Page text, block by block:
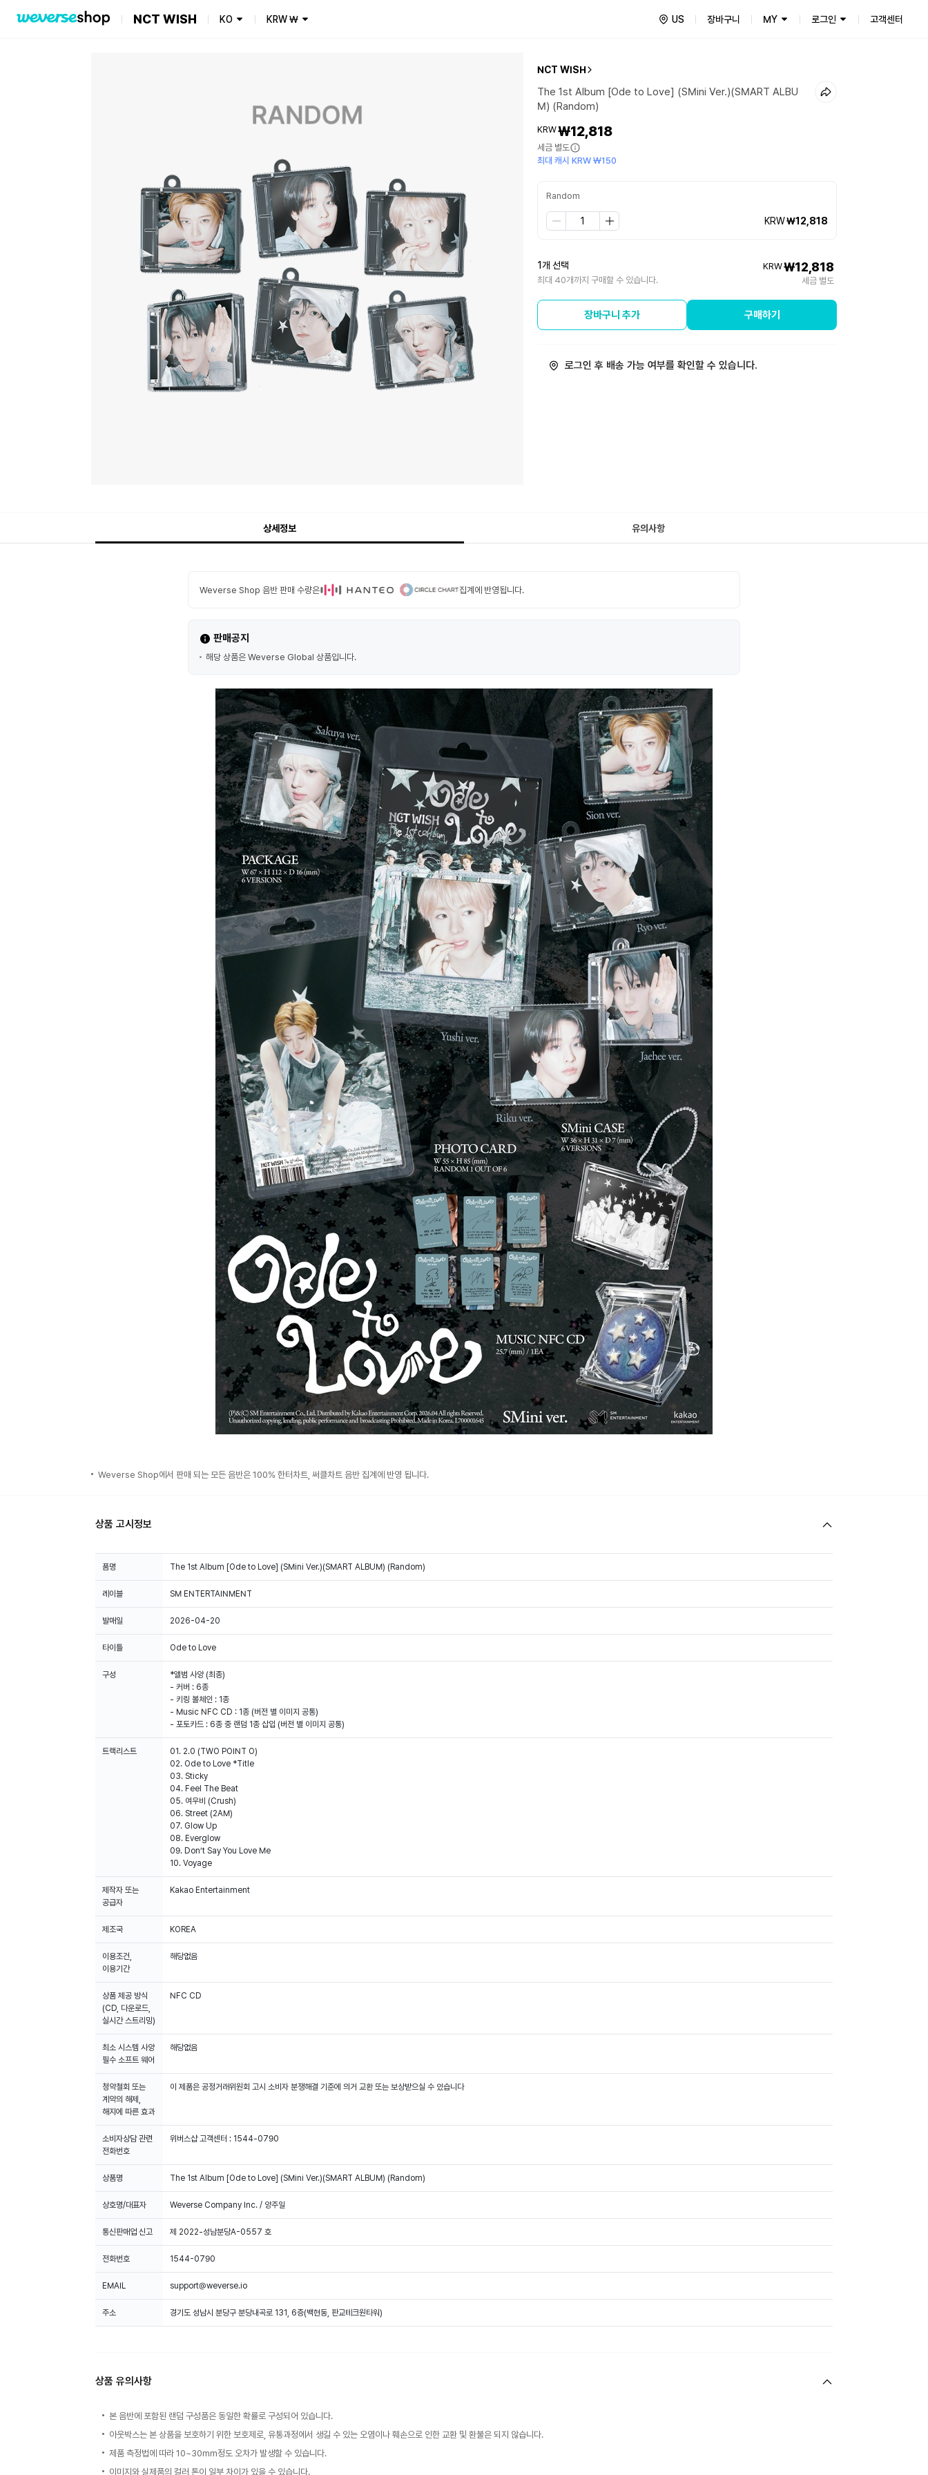
NCT WISH KO KRW₩ US 장바구니 MY 로그인 고객센터
NCT WISH
The 1st Album [Ode to Love] (SMini Ver.)(SMART ALBU
M) (Random)
KRW₩12,818
세금 별도
최대 캐시 KRW ₩150
Random
KRW₩12,818
1개 선택
최대 40개까지 구매할 수 있습니다.
KRW₩12,818
세금 별도
장바구니 추가 구매하기
로그인 후 배송 가능 여부를 확인할 수 있습니다.
상세정보 유의사항
Weverse Shop 음반 판매 수량은 집계에 반영됩니다.
판매공지
해당 상품은 Weverse Global 상품입니다.
Weverse Shop에서 판매 되는 모든 음반은 100% 한터차트, 써클차트 음반 집계에 반영 됩니다.
상품 고시정보
품명 The 1st Album [Ode to Love] (SMini Ver.)(SMART ALBUM) (Random)
레이블 SM ENTERTAINMENT
발매일 2026-04-20
타이틀 Ode to Love
구성
*앨범 사양 (최종)
- 커버 : 6종
- 키링 볼체인 : 1종
- Music NFC CD : 1종 (버전 별 이미지 공통)
- 포토카드 : 6종 중 랜덤 1종 삽입 (버전 별 이미지 공통)
트랙리스트
01. 2.0 (TWO POINT O)
02. Ode to Love *Title
03. Sticky
04. Feel The Beat
05. 여우비 (Crush)
06. Street (2AM)
07. Glow Up
08. Everglow
09. Don’t Say You Love Me
10. Voyage
제작자 또는
공급자
Kakao Entertainment
제조국 KOREA
이용조건,
이용기간
해당없음
상품 제공 방식
(CD, 다운로드,
실시간 스트리밍)
NFC CD
최소 시스템 사양
필수 소프트 웨어
해당없음
청약철회 또는
계약의 해제,
해지에 따른 효과
이 제품은 공정거래위원회 고시 소비자 분쟁해결 기준에 의거 교환 또는 보상받으실 수 있습니다
소비자상담 관련
전화번호
위버스샵 고객센터 : 1544-0790
상품명 The 1st Album [Ode to Love] (SMini Ver.)(SMART ALBUM) (Random)
상호명/대표자 Weverse Company Inc. / 양주일
통신판매업 신고 제 2022-성남분당A-0557 호
전화번호 1544-0790
EMAIL support@weverse.io
주소 경기도 성남시 분당구 분당내곡로 131, 6층(백현동, 판교테크원타워)
상품 유의사항
본 음반에 포함된 랜덤 구성품은 동일한 확률로 구성되어 있습니다.
아웃박스는 본 상품을 보호하기 위한 보호제로, 유통과정에서 생길 수 있는 오염이나 훼손으로 인한 교환 및 환불은 되지 않습니다.
제품 측정법에 따라 10~30mm정도 오차가 발생할 수 있습니다.
이미지와 실제품의 컬러 톤이 일부 차이가 있을 수 있습니다.